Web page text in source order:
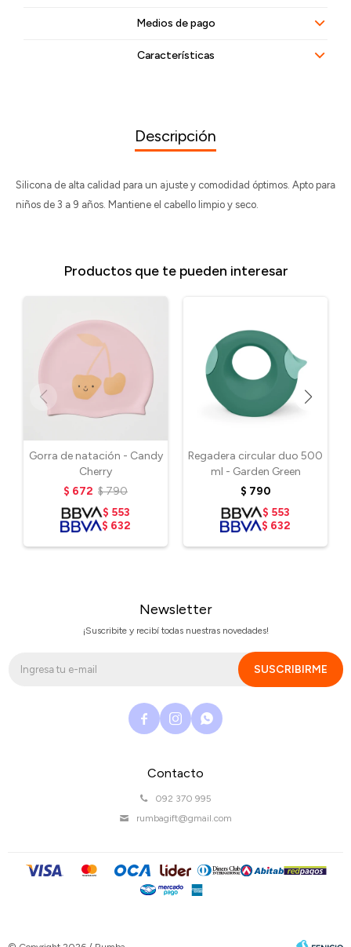
Medios de pago
Características
Descripción
Silicona de alta calidad para un ajuste y comodidad óptimos. Apto para
niños de 3 a 9 años. Mantiene el cabello limpio y seco.
Productos que te pueden interesar
Gorra de natación - Candy
Cherry
$ 672 $790
$ 553
$ 632
Regadera circular duo 500
ml - Garden Green
$ 790
$ 553
$ 632
Contacto
092 370 995
rumbagift@gmail.com
Newsletter
¡Suscribite y recibí todas nuestras novedades!
SUSCRIBIRME
  